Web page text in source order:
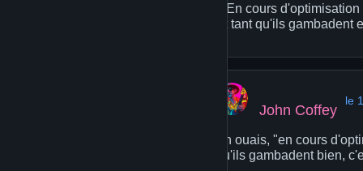
« En cours
Et tant qu'ils
John Coffey
le
Ah ouais, "en cours
qu'ils gambadent bien,